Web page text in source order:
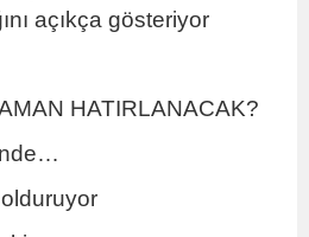
açıkça gösteriyor
HATIRLANACAK?